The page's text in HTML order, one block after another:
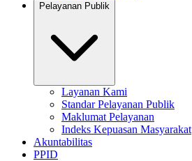
Pelayanan Publik
Layanan Kami
Standar Pelayanan Publik
Maklumat Pelayanan
Indeks Kepuasan Masyarakat
Akuntabilitas
PPID